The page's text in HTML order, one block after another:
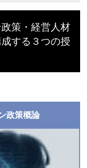
政策・経営人材
する３つの授
政策概論